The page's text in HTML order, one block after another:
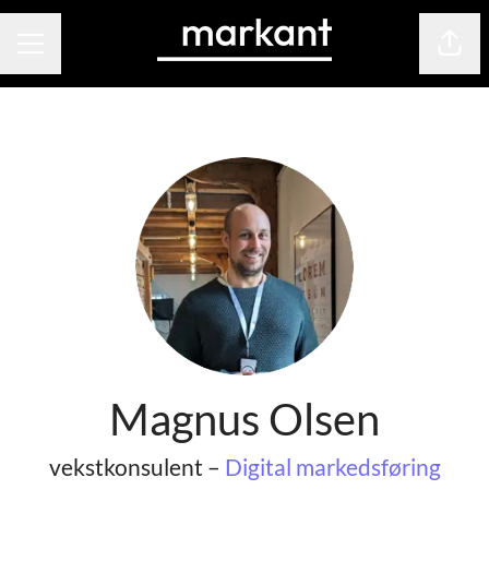
Magnus Olsen
vekstkonsulent – Digital markedsføring